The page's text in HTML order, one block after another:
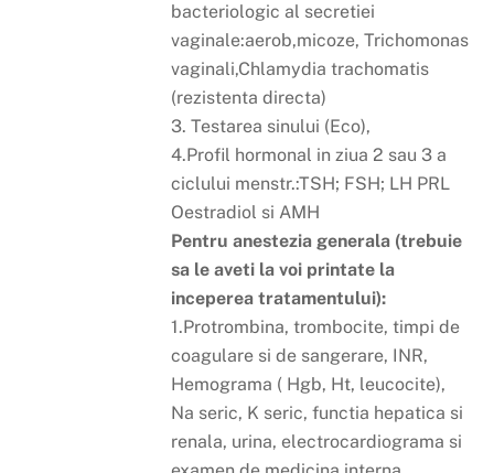
bacteriologic al secretiei
vaginale:aerob,micoze, Trichomonas
vaginali,Chlamydia trachomatis
(rezistenta directa)
3. Testarea sinului (Eco),
4.Profil hormonal in ziua 2 sau 3 a
ciclului menstr.:TSH; FSH; LH PRL
Oestradiol si AMH
Pentru anestezia generala (trebuie
sa le aveti la voi printate la
inceperea tratamentului):
1.Protrombina, trombocite, timpi de
coagulare si de sangerare, INR,
Hemograma ( Hgb, Ht, leucocite),
Na seric, K seric, functia hepatica si
renala, urina, electrocardiograma si